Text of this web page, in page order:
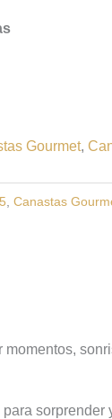
Gourmet,
, Canastas
sorprender